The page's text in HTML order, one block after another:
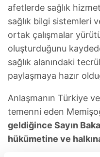
afetlerde sağlık
sağlık bilgi sistemleri
ortak çalışmalar
oluşturduğunu
sağlık alanındaki
paylaşmaya hazır
Anlaşmanın Türkiye ve
temenni eden
geldiğince Sayın
hükümetine ve